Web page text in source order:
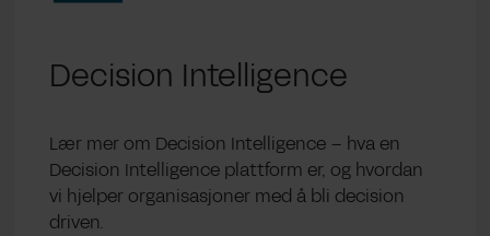
Decision Intelligence
Lær mer om Decision Intelligence – hva en
Decision Intelligence plattform er, og hvordan
vi hjelper organisasjoner med å bli decision
driven.